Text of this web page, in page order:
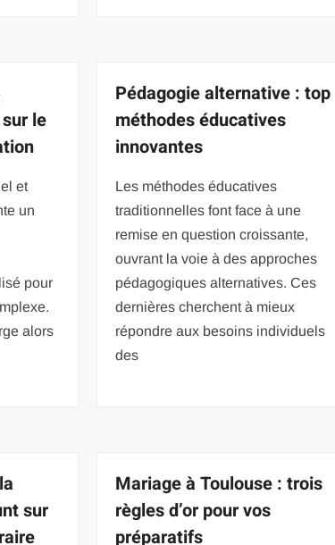
le
et
un
pour
alors
Pédagogie alternative : top
méthodes éducatives
innovantes
Les méthodes éducatives
traditionnelles font face à une
remise en question croissante,
ouvrant la voie à des approches
pédagogiques alternatives. Ces
dernières cherchent à mieux
répondre aux besoins individuels
des
sur
Mariage à Toulouse : trois
règles d’or pour vos
préparatifs